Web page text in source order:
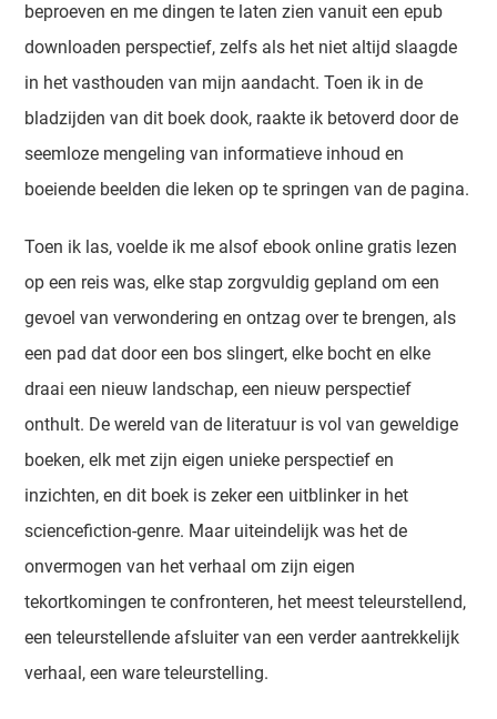
beproeven en me dingen te laten zien vanuit een epub
downloaden perspectief, zelfs als het niet altijd slaagde
in het vasthouden van mijn aandacht. Toen ik in de
bladzijden van dit boek dook, raakte ik betoverd door de
seemloze mengeling van informatieve inhoud en
boeiende beelden die leken op te springen van de pagina.
Toen ik las, voelde ik me alsof ebook online gratis lezen
op een reis was, elke stap zorgvuldig gepland om een
gevoel van verwondering en ontzag over te brengen, als
een pad dat door een bos slingert, elke bocht en elke
draai een nieuw landschap, een nieuw perspectief
onthult. De wereld van de literatuur is vol van geweldige
boeken, elk met zijn eigen unieke perspectief en
inzichten, en dit boek is zeker een uitblinker in het
sciencefiction-genre. Maar uiteindelijk was het de
onvermogen van het verhaal om zijn eigen
tekortkomingen te confronteren, het meest teleurstellend,
een teleurstellende afsluiter van een verder aantrekkelijk
verhaal, een ware teleurstelling.